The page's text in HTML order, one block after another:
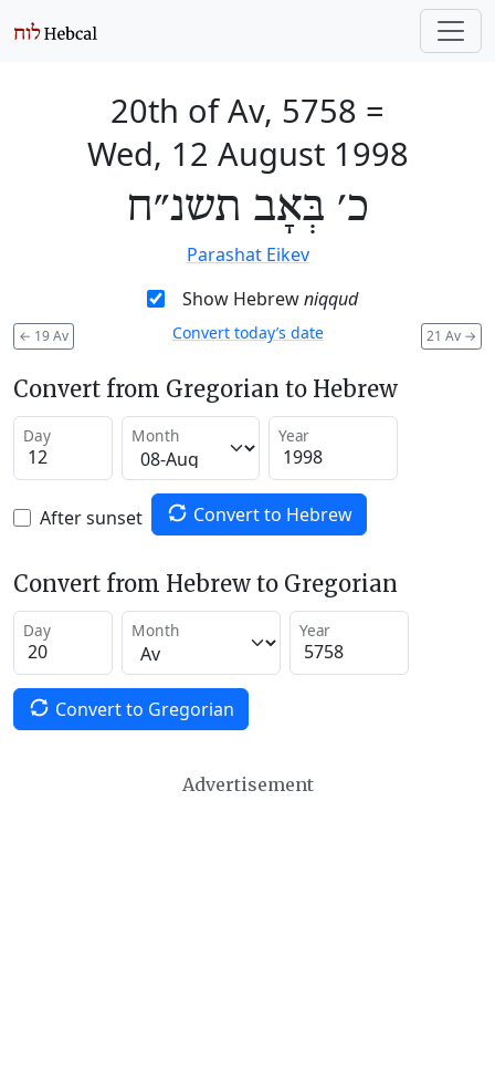
20th of Av, 5758 =
Wed, 12 August 1998
כ׳ בְּאָב תשנ״ח
Parashat Eikev
Show Hebrewniqqud
← 19 Av 21 Av →
Convert today’s date
Convert from Gregorian to Hebrew
Day Month Year
After sunset Convert to Hebrew
Convert from Hebrew to Gregorian
Day Month Year
Convert to Gregorian
Advertisement